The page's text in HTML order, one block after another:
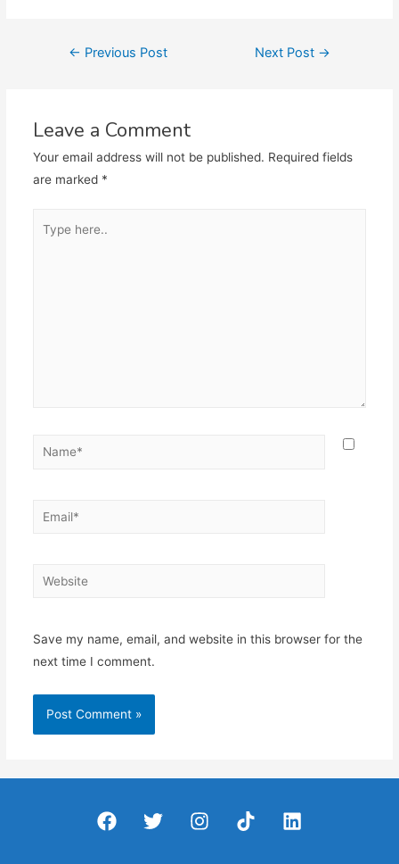
Post← Previous Post Next Post →
Leave a Comment
Your email address will not be published. Required fields
are marked *
here..
Name*
Email*
Website
Save my name, email, and website in this browser for the
next time I comment.